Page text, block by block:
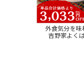
外食気分を味
吉野家よく